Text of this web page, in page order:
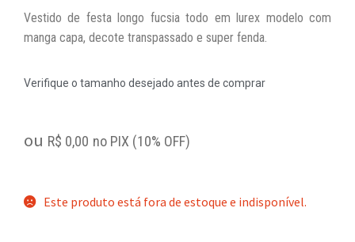
Vestido de festa longo fucsia todo em lurex modelo com
manga capa, decote transpassado e super fenda.
Verifique o tamanho desejado antes de comprar
ou R$ 0,00 no PIX (10% OFF)
Este produto está fora de estoque e indisponível.